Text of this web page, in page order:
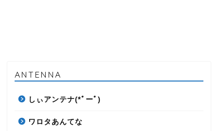
ANTENNA
しぃアンテナ(*ﾟーﾟ)
ワロタあんてな